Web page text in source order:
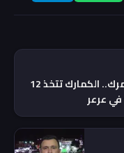
أبرزها إعفاء مدير الكمرك.. الكمارك تتخذ 12
عرعر